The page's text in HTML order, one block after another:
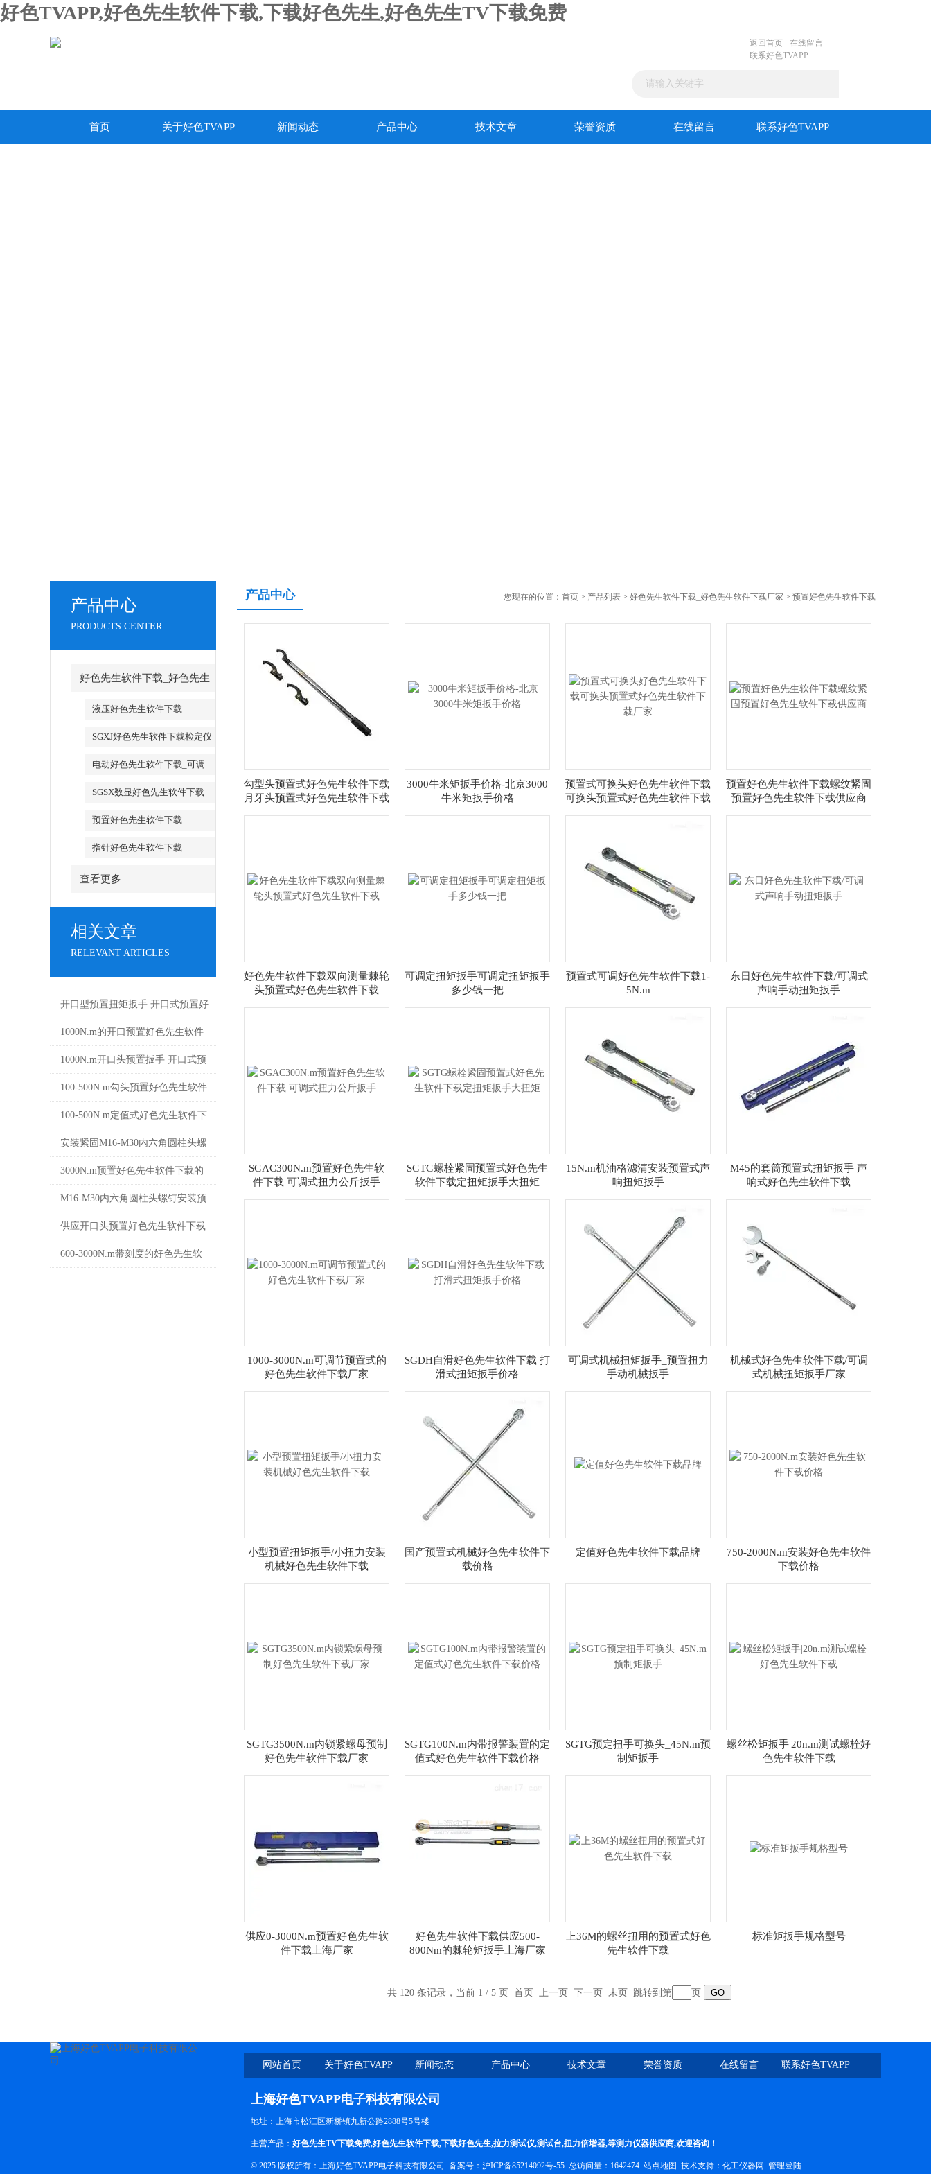
好色TVAPP,好色先生软件下载,下载好色先生,好色先生TV下载免费
返回首页
在线留言
联系好色TVAPP
首页 关于好色TVAPP 新闻动态 产品中心 技术文章 荣誉资质 在线留言 联系好色TVAPP
产品中心
PRODUCTS CENTER
好色先生软件下载_好色先生
软件下载厂家
液压好色先生软件下载
SGXJ好色先生软件下载检定仪
_SGXJ扭矩扳手检定仪
电动好色先生软件下载_可调
试电动好色先生软件下载
SGSX数显好色先生软件下载
_SGTS数显好色先生软件下载
预置好色先生软件下载
指针好色先生软件下载
查看更多
相关文章
RELEVANT ARTICLES
开口型预置扭矩扳手 开口式预置好
色先生软件下载使用注意事项
1000N.m的开口预置好色先生软件
下载 开口式预置扭矩扳手 手动力
矩扳手厂家
1000N.m开口头预置扳手 开口式预
置好色先生软件下载 可调型力矩扳
手厂家
100-500N.m勾头预置好色先生软件
下载 圆螺母安装手动扭矩扳手厂家
100-500N.m定值式好色先生软件下
载 开口预置好色先生软件下载 手
动力矩扳手厂家
安装紧固M16-M30内六角圆柱头螺
钉预置好色先生软件下载选型注意
事项
3000N.m预置好色先生软件下载的
操作方法和工作原理
M16-M30内六角圆柱头螺钉安装预
置扳手_预置式手动扭矩扳手价格
供应开口头预置好色先生软件下载
M10 M18 M22厂家
600-3000N.m带刻度的好色先生软
产品中心 您现在的位置： 首页 > 产品列表 > 好色先生软件下载_好色先生软件下载厂家 > 预置好色先生软件下载
勾型头预置式好色先生软件下载
月牙头预置式好色先生软件下载
3000牛米矩扳手价格-北京3000
牛米矩扳手价格
预置式可换头好色先生软件下载
可换头预置式好色先生软件下载
预置好色先生软件下载螺纹紧固
预置好色先生软件下载供应商
好色先生软件下载双向测量棘轮
头预置式好色先生软件下载
可调定扭矩扳手可调定扭矩扳手
多少钱一把
预置式可调好色先生软件下载1-
5N.m
东日好色先生软件下载/可调式
声响手动扭矩扳手
SGAC300N.m预置好色先生软
件下载 可调式扭力公斤扳手
SGTG螺栓紧固预置式好色先生
软件下载定扭矩扳手大扭矩
15N.m机油格滤清安装预置式声
响扭矩扳手
M45的套筒预置式扭矩扳手 声
响式好色先生软件下载
1000-3000N.m可调节预置式的
好色先生软件下载厂家
SGDH自滑好色先生软件下载 打
滑式扭矩扳手价格
可调式机械扭矩扳手_预置扭力
手动机械扳手
机械式好色先生软件下载/可调
式机械扭矩扳手厂家
小型预置扭矩扳手/小扭力安装
机械好色先生软件下载
国产预置式机械好色先生软件下
载价格
定值好色先生软件下载品牌
750-2000N.m安装好色先生软件
下载价格
SGTG3500N.m内锁紧螺母预制
好色先生软件下载厂家
SGTG100N.m内带报警装置的定
值式好色先生软件下载价格
SGTG预定扭手可换头_45N.m预
制矩扳手
螺丝松矩扳手|20n.m测试螺栓好
色先生软件下载
供应0-3000N.m预置好色先生软
件下载上海厂家
好色先生软件下载供应500-
800Nm的棘轮矩扳手上海厂家
上36M的螺丝扭用的预置式好色
先生软件下载
标准矩扳手规格型号
共 120 条记录，当前 1 / 5 页 首页 上一页 下一页 末页跳转到第 页
网站首页 关于好色TVAPP 新闻动态 产品中心 技术文章 荣誉资质 在线留言 联系好色TVAPP
上海好色TVAPP电子科技有限公司
地址：上海市松江区新桥镇九新公路2888号5号楼
主营产品： 好色先生TV下载免费,好色先生软件下载,下载好色先生,拉力测试仪,测试台,扭力倍增器,等测力仪器供应商,欢迎咨询！
© 2025 版权所有：上海好色TVAPP电子科技有限公司 备案号： 沪ICP备85214092号-55 总访问量：1642474 站点地图 技术支持： 化工仪器网 管理登陆